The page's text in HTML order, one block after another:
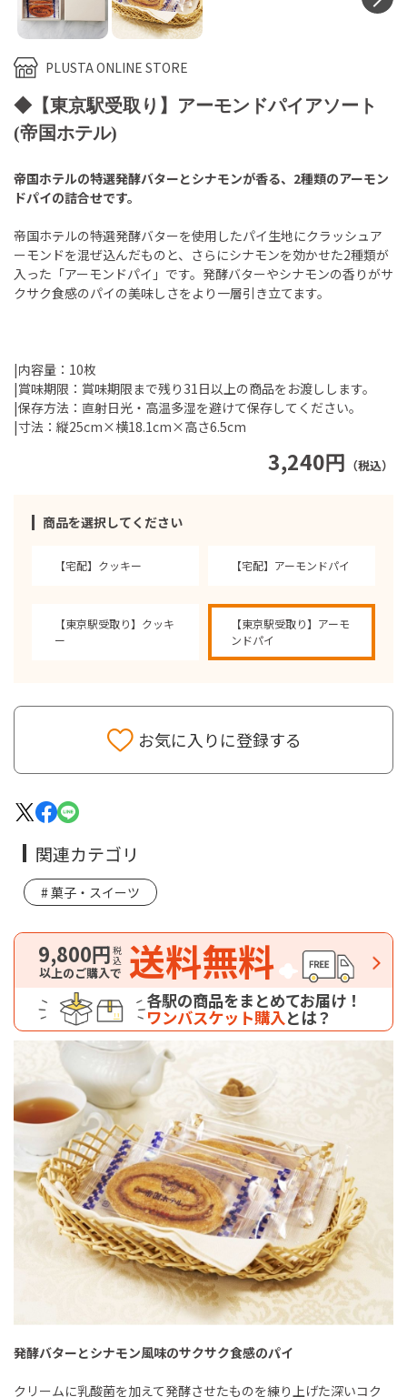
PLUSTA ONLINE STORE
◆【東京駅受取り】アーモンドパイアソート
(帝国ホテル)
3,240円 （税込）
商品を選択してください
【宅配】クッキー 【宅配】アーモンドパイ
【東京駅受取り】クッキ
ー
【東京駅受取り】アーモ
ンドパイ
帝国ホテルの特選発酵バターとシナモンが香る、2種類のアーモン
ドパイの詰合せです。
帝国ホテルの特選発酵バターを使用したパイ生地にクラッシュア
ーモンドを混ぜ込んだものと、さらにシナモンを効かせた2種類が
入った「アーモンドパイ」です。発酵バターやシナモンの香りがサ
クサク食感のパイの美味しさをより一層引き立てます。
|内容量：10枚
|賞味期限：賞味期限まで残り31日以上の商品をお渡しします。
|保存方法：直射日光・高温多湿を避けて保存してください。
|寸法：縦25cm×横18.1cm×高さ6.5cm
お気に入りに登録する
発酵バターとシナモン風味のサクサク食感のパイ
クリームに乳酸菌を加えて発酵させたものを練り上げた深いコク
関連カテゴリ
菓子・スイーツ
9,800円税込
以上のご購入で 送料無料
各駅の商品をまとめてお届け！
ワンバスケット購入とは？